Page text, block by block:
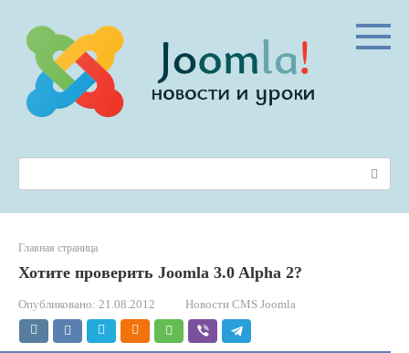
контенту
Главная страница
Хотите проверить Joomla 3.0 Alpha 2?
Опубликовано: 21.08.2012 Новости CMS Joomla